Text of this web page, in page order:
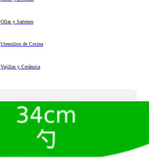
Ollas y Sartenes
Utensilios de Cocina
Vajillas y Cerámica